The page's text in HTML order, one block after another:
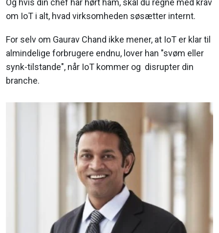
Og hvis din chef har hørt ham, skal du regne med krav
om IoT i alt, hvad virksomheden søsætter internt.
For selv om Gaurav Chand ikke mener, at IoT er klar til
almindelige forbrugere endnu, lover han "svøm eller
synk-tilstande", når IoT kommer og disrupter din
branche.